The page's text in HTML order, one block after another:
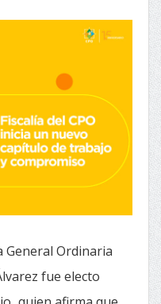
General Ordinaria
fue electo